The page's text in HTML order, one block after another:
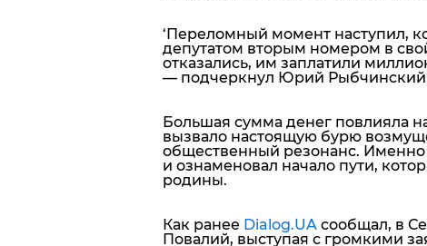
‘Переломный момент наступил,
депутатом вторым номером в
отказались, им заплатили
— подчеркнул Юрий
Большая сумма денег повлияла
вызвало настоящую бурю
общественный резонанс.
и ознаменовал начало пути,
родины.
Как ранее Dialog.UAсообщал, в
Повалий, выступая с громкими